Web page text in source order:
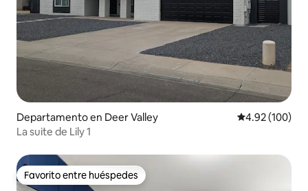
Departamento en Deer Valley Calificación
4.92 (100)
La suite de Lily 1
Favorito entre huéspedes
Favorito entre huéspedes